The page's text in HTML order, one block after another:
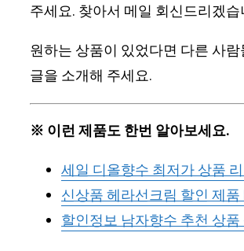
주세요. 찾아서 메일 회신드리겠습
원하는 상품이 있었다면 다른 사
글을 소개해 주세요.
※ 이런 제품도 한번 알아보세요.
세일 디올향수 최저가 상품
신상품 헤라선크림 할인 제품
할인정보 남자향수 추천 상